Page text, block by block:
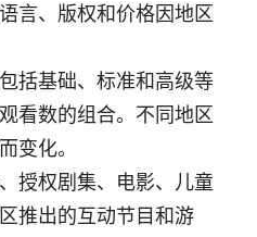
言、版权和价格因地区
括基础、标准和高级等
看数的组合。不同地区
变化。
授权剧集、电影、儿童
推出的互动节目和游